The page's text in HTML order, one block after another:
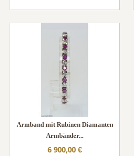
Armband mit Rubinen Diamanten
Armbänder...
6 900,00 €